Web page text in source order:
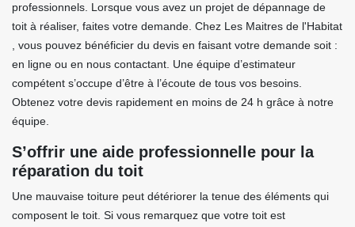
professionnels. Lorsque vous avez un projet de dépannage de
toit à réaliser, faites votre demande. Chez Les Maitres de l'Habitat
, vous pouvez bénéficier du devis en faisant votre demande soit :
en ligne ou en nous contactant. Une équipe d’estimateur
compétent s’occupe d’être à l’écoute de tous vos besoins.
Obtenez votre devis rapidement en moins de 24 h grâce à notre
équipe.
S’offrir une aide professionnelle pour la
réparation du toit
Une mauvaise toiture peut détériorer la tenue des éléments qui
composent le toit. Si vous remarquez que votre toit est